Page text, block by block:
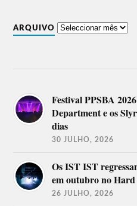
ARQUIVO
Festival PPSBA
Department e os
dias
30 JULHO, 2026
Os IST IST
em outubro no
26 JULHO, 2026